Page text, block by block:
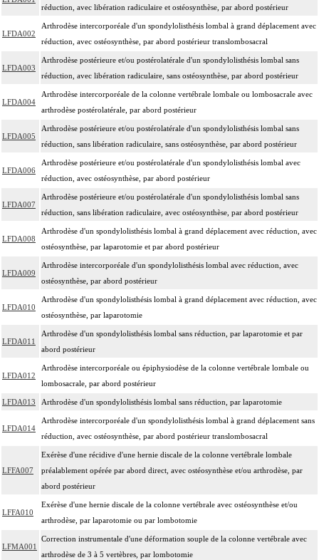
réduction, avec libération radiculaire et ostéosynthèse, par abord postérieur
LFDA002
Arthrodèse intercorporéale d'un spondylolisthésis lombal à grand déplacement avec
réduction, avec ostéosynthèse, par abord postérieur translombosacral
LFDA003
Arthrodèse postérieure et/ou postérolatérale d'un spondylolisthésis lombal sans
réduction, avec libération radiculaire, sans ostéosynthèse, par abord postérieur
LFDA004
Arthrodèse intercorporéale de la colonne vertébrale lombale ou lombosacrale avec
arthrodèse postérolatérale, par abord postérieur
LFDA005
Arthrodèse postérieure et/ou postérolatérale d'un spondylolisthésis lombal sans
réduction, sans libération radiculaire, sans ostéosynthèse, par abord postérieur
LFDA006
Arthrodèse postérieure et/ou postérolatérale d'un spondylolisthésis lombal avec
réduction, avec ostéosynthèse, par abord postérieur
LFDA007
Arthrodèse postérieure et/ou postérolatérale d'un spondylolisthésis lombal sans
réduction, sans libération radiculaire, avec ostéosynthèse, par abord postérieur
LFDA008
Arthrodèse d'un spondylolisthésis lombal à grand déplacement avec réduction, avec
ostéosynthèse, par laparotomie et par abord postérieur
LFDA009
Arthrodèse intercorporéale d'un spondylolisthésis lombal avec réduction, avec
ostéosynthèse, par abord postérieur
LFDA010
Arthrodèse d'un spondylolisthésis lombal à grand déplacement avec réduction, avec
ostéosynthèse, par laparotomie
LFDA011
Arthrodèse d'un spondylolisthésis lombal sans réduction, par laparotomie et par
abord postérieur
LFDA012
Arthrodèse intercorporéale ou épiphysiodèse de la colonne vertébrale lombale ou
lombosacrale, par abord postérieur
LFDA013 Arthrodèse d'un spondylolisthésis lombal sans réduction, par laparotomie
LFDA014
Arthrodèse intercorporéale d'un spondylolisthésis lombal à grand déplacement sans
réduction, avec ostéosynthèse, par abord postérieur translombosacral
LFFA007
Exérèse d'une récidive d'une hernie discale de la colonne vertébrale lombale
préalablement opérée par abord direct, avec ostéosynthèse et/ou arthrodèse, par
abord postérieur
LFFA010
Exérèse d'une hernie discale de la colonne vertébrale avec ostéosynthèse et/ou
arthrodèse, par laparotomie ou par lombotomie
LFMA001
Correction instrumentale d'une déformation souple de la colonne vertébrale avec
arthrodèse de 3 à 5 vertèbres, par lombotomie